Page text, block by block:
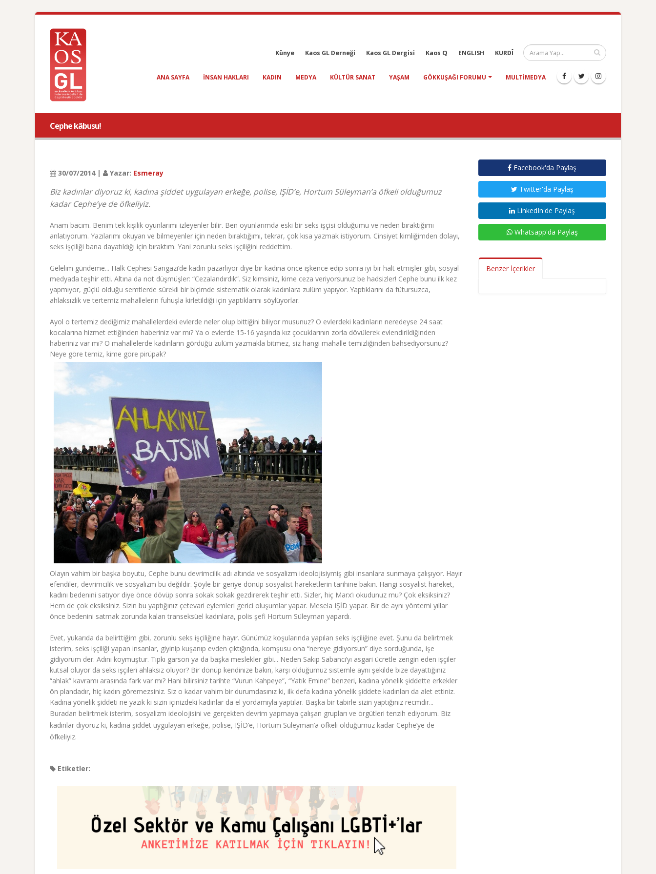
Künye Kaos GL Derneği Kaos GL Dergisi Kaos Q ENGLISH KURDÎ
ANA SAYFA INSAN HAKLARI KADIN MEDYA KÜLTÜR SANAT YAŞAM GÖKKUŞAĞI FORUMU MULTIMEDYA
Cephe kâbusu!
30/07/2014 | Yazar: Esmeray
Biz kadınlar diyoruz ki, kadına şiddet uygulayan erkeğe, polise, IŞİD’e, Hortum Süleyman’a öfkeli olduğumuz
kadar Cephe’ye de öfkeliyiz.
Anam bacım. Benim tek kişilik oyunlarımı izleyenler bilir. Ben oyunlarımda eski bir seks işçisi olduğumu ve neden bıraktığımı
anlatıyorum. Yazılarımı okuyan ve bilmeyenler için neden bıraktığımı, tekrar, çok kısa yazmak istiyorum. Cinsiyet kimliğimden dolayı,
seks işçiliği bana dayatıldığı için bıraktım. Yani zorunlu seks işçiliğini reddettim.
Gelelim gündeme... Halk Cephesi Sarıgazi’de kadın pazarlıyor diye bir kadına önce işkence edip sonra iyi bir halt etmişler gibi, sosyal
medyada teşhir etti. Altına da not düşmüşler: “Cezalandırdık”. Siz kimsiniz, kime ceza veriyorsunuz be hadsizler! Cephe bunu ilk kez
yapmıyor, güçlü olduğu semtlerde sürekli bir biçimde sistematik olarak kadınlara zulüm yapıyor. Yaptıklarını da fütursuzca,
ahlaksızlık ve tertemiz mahallelerin fuhuşla kirletildiği için yaptıklarını söylüyorlar.
Ayol o tertemiz dediğimiz mahallelerdeki evlerde neler olup bittiğini biliyor musunuz? O evlerdeki kadınların neredeyse 24 saat
kocalarına hizmet ettiğinden haberiniz var mı? Ya o evlerde 15-16 yaşında kız çocuklarının zorla dövülerek evlendirildiğinden
haberiniz var mı? O mahallelerde kadınların gördüğü zulüm yazmakla bitmez, siz hangi mahalle temizliğinden bahsediyorsunuz?
Neye göre temiz, kime göre pirüpak?
Olayın vahim bir başka boyutu, Cephe bunu devrimcilik adı altında ve sosyalizm ideolojisiymiş gibi insanlara sunmaya çalışıyor. Hayır
efendiler, devrimcilik ve sosyalizm bu değildir. Şöyle bir geriye dönüp sosyalist hareketlerin tarihine bakın. Hangi sosyalist hareket,
kadını bedenini satıyor diye önce dövüp sonra sokak sokak gezdirerek teşhir etti. Sizler, hiç Marx’ı okudunuz mu? Çok eksiksiniz?
Hem de çok eksiksiniz. Sizin bu yaptığınız çetevari eylemleri gerici oluşumlar yapar. Mesela IŞİD yapar. Bir de aynı yöntemi yıllar
önce bedenini satmak zorunda kalan transeksüel kadınlara, polis şefi Hortum Süleyman yapardı.
Evet, yukarıda da belirttiğim gibi, zorunlu seks işçiliğine hayır. Günümüz koşularında yapılan seks işçiliğine evet. Şunu da belirtmek
isterim, seks işçiliği yapan insanlar, giyinip kuşanıp evden çıktığında, komşusu ona “nereye gidiyorsun” diye sorduğunda, işe
gidiyorum der. Adını koymuştur. Tıpkı garson ya da başka meslekler gibi... Neden Sakıp Sabancı’yı asgari ücretle zengin eden işçiler
kutsal oluyor da seks işçileri ahlaksız oluyor? Bir dönüp kendinize bakın, karşı olduğumuz sistemle aynı şekilde bize dayattığınız
“ahlak” kavramı arasında fark var mı? Hani bilirsiniz tarihte “Vurun Kahpeye”, “Yatık Emine” benzeri, kadına yönelik şiddette erkekler
ön plandadır, hiç kadın göremezsiniz. Siz o kadar vahim bir durumdasınız ki, ilk defa kadına yönelik şiddete kadınları da alet ettiniz.
Kadına yönelik şiddeti ne yazık ki sizin içinizdeki kadınlar da el yordamıyla yaptılar. Başka bir tabirle sizin yaptığınız recmdir...
Buradan belirtmek isterim, sosyalizm ideolojisini ve gerçekten devrim yapmaya çalışan grupları ve örgütleri tenzih ediyorum. Biz
kadınlar diyoruz ki, kadına şiddet uygulayan erkeğe, polise, IŞİD’e, Hortum Süleyman’a öfkeli olduğumuz kadar Cephe’ye de
öfkeliyiz.
Etiketler:
Facebook'da Paylaş
Twitter'da Paylaş
LinkedIn'de Paylaş
Whatsapp'da Paylaş
Benzer İçerikler